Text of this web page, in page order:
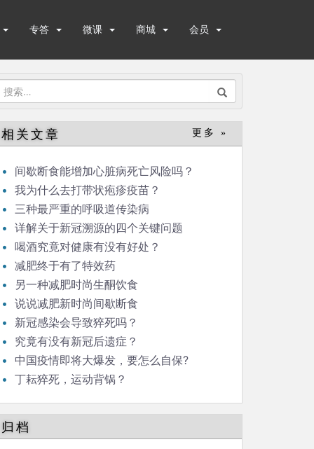
专答 微课 商城 会员
搜
：
相关文章 更多 »
间歇断食能增加心脏病死亡风险吗？
我为什么去打带状疱疹疫苗？
三种最严重的呼吸道传染病
详解关于新冠溯源的四个关键问题
喝酒究竟对健康有没有好处？
减肥终于有了特效药
另一种减肥时尚生酮饮食
说说减肥新时尚间歇断食
新冠感染会导致猝死吗？
究竟有没有新冠后遗症？
中国疫情即将大爆发，要怎么自保?
丁耘猝死，运动背锅？
归档